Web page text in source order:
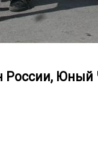
России, Юный